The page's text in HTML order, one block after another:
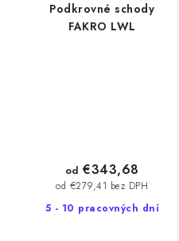
Podkrovné schody
FAKRO LWL
5 - 10 pracovných dní
od €279,41 bez DPH
od €343,68